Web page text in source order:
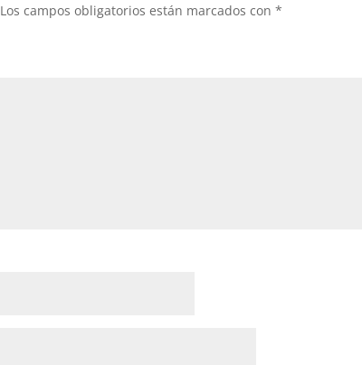
Los campos obligatorios están marcados con*